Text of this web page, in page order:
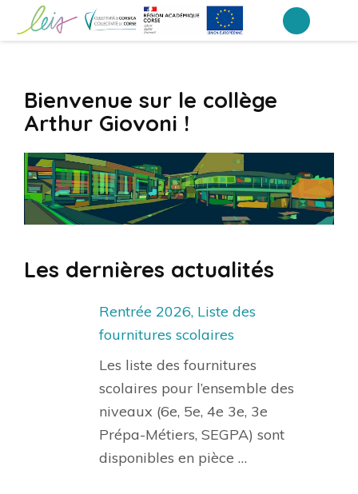
Entrée)Bienvenue sur le collège
Arthur Giovoni !
Les dernières actualités
Rentrée 2026, Liste des
fournitures scolaires
Les liste des fournitures
scolaires pour l’ensemble des
niveaux (6e, 5e, 4e 3e, 3e
Prépa-Métiers, SEGPA) sont
disponibles en pièce …